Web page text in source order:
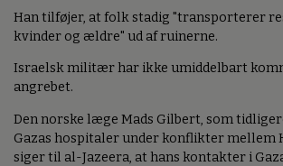
Han tilføjer, at folk stadig "transporterer
kvinder og ældre" ud af ruinerne.
Israelsk militær har ikke umiddelbart
angrebet.
Den norske læge Mads Gilbert, som
Gazas hospitaler under konflikter mellem
siger til al-Jazeera, at hans kontakter i